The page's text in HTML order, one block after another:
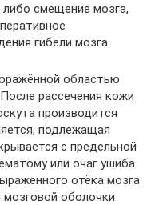
смещение мозга,
гибели мозга.
областью
рассечения кожи
производится
подлежащая
с предельной
или очаг ушиба
отёка мозга
оболочки